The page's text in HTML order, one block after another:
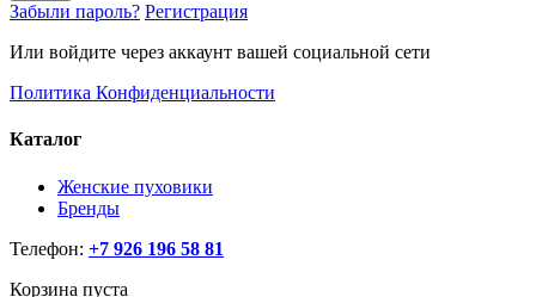
Забыли пароль? Регистрация
Или войдите через аккаунт вашей социальной сети
Политика Конфиденциальности
Каталог
Женские пуховики
Бренды
Телефон: +7 926 196 58 81
Корзина пуста